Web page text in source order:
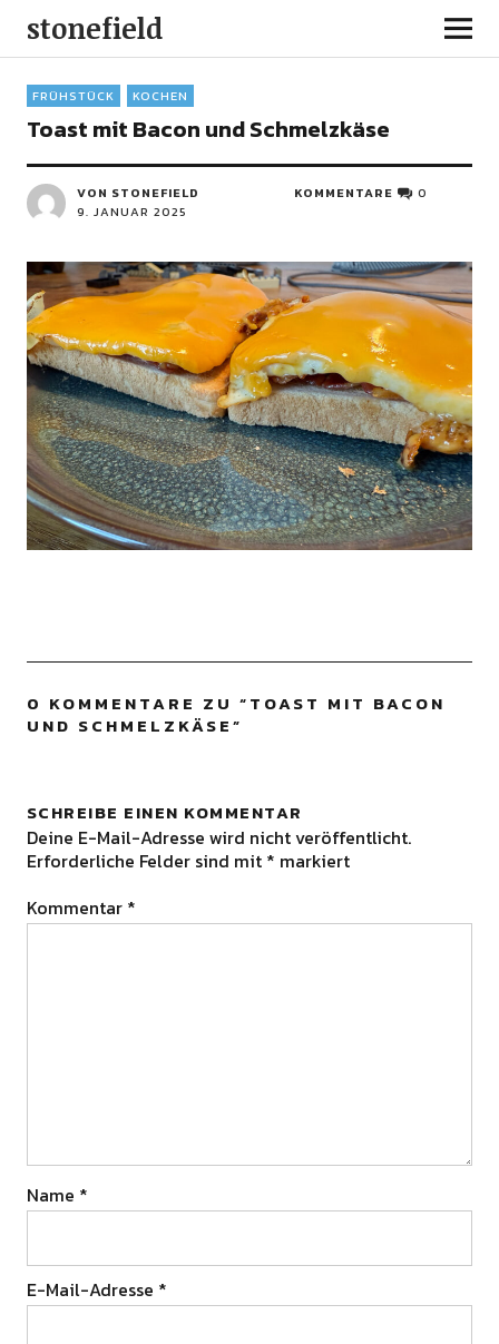
stonefield
FRÜHSTÜCK KOCHEN
Toast mit Bacon und Schmelzkäse
VON STONEFIELD
9. JANUAR 2025
KOMMENTARE 0
0 KOMMENTARE ZU “TOAST MIT BACON
UND SCHMELZKÄSE”
SCHREIBE EINEN KOMMENTAR
Deine E-Mail-Adresse wird nicht veröffentlicht.
Erforderliche Felder sind mit * markiert
Kommentar *
Name *
E-Mail-Adresse *